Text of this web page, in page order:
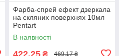
Фарба-спрей ефект дзеркала
на скляних поверхнях 10мл
Pentart
В наявності
422,25 ₴ 469,17 ₴